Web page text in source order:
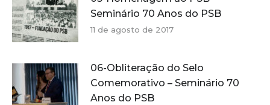
Seminário 70 Anos do PSB
11 de agosto de 2017
06-Obliteração do Selo
Comemorativo – Seminário 70
Anos do PSB